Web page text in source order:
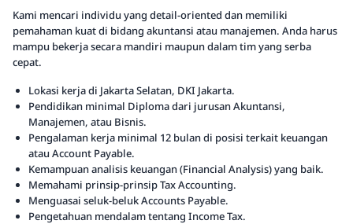
Kami mencari individu yang detail-oriented dan memiliki
pemahaman kuat di bidang akuntansi atau manajemen. Anda harus
mampu bekerja secara mandiri maupun dalam tim yang serba
cepat.
Lokasi kerja di Jakarta Selatan, DKI Jakarta.
Pendidikan minimal Diploma dari jurusan Akuntansi,
Manajemen, atau Bisnis.
Pengalaman kerja minimal 12 bulan di posisi terkait keuangan
atau Account Payable.
Kemampuan analisis keuangan (Financial Analysis) yang baik.
Memahami prinsip-prinsip Tax Accounting.
Menguasai seluk-beluk Accounts Payable.
Pengetahuan mendalam tentang Income Tax.